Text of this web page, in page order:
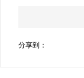
分享到：